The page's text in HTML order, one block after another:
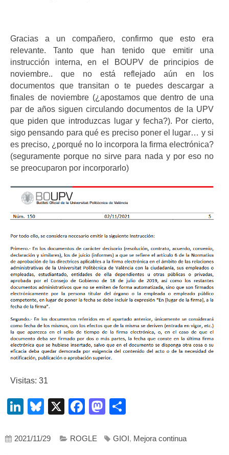
Gracias a un compañero, confirmo que esto era
relevante. Tanto que han tenido que emitir una
instrucción interna, en el BOUPV de principios de
noviembre.. que no está reflejado aún en los
documentos que transitan o te puedes descargar a
finales de noviembre (¿apostamos que dentro de una
par de años siguen circulando documentos de la UPV
que piden que introduzcas lugar y fecha?). Por cierto,
sigo pensando para qué es preciso poner el lugar… y si
es preciso, ¿porqué no lo incorpora la firma electrónica?
(seguramente porque no sirve para nada y por eso no
se preocuparon por incorporarlo)
Visitas: 31
LinkedIn
Bluesky
X Facebook
Mastodon
2021/11/29 ROGLE GIOI, Mejora continua